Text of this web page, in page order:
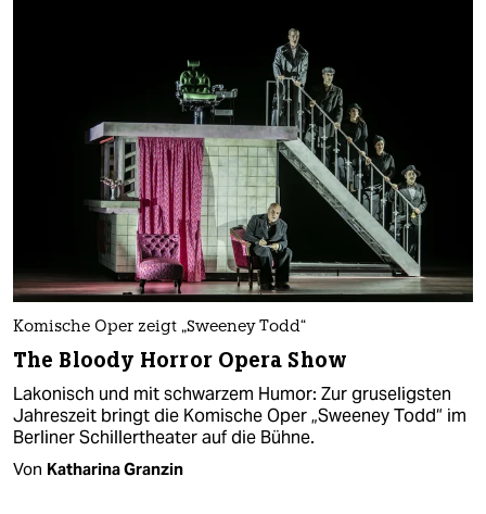
Komische Oper zeigt „Sweeney Todd“
The Bloody Horror Opera Show
Lakonisch und mit schwarzem Humor: Zur gruseligsten
Jahreszeit bringt die Komische Oper „Sweeney Todd“ im
Berliner Schillertheater auf die Bühne.
Von Katharina Granzin